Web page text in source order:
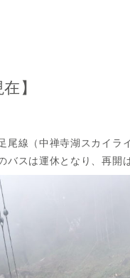
】
尾線（中禅寺湖スカイラ
バスは運休となり、再開